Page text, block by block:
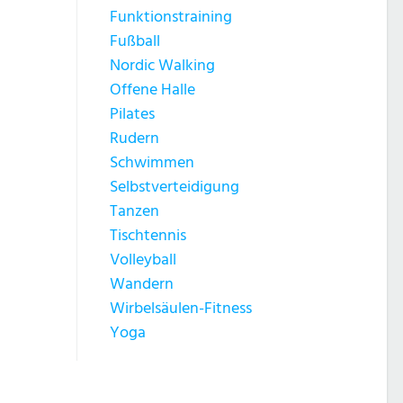
Funktionstraining
Fußball
Nordic Walking
Offene Halle
Pilates
Rudern
Schwimmen
Selbstverteidigung
Tanzen
Tischtennis
Volleyball
Wandern
Wirbelsäulen-Fitness
Yoga